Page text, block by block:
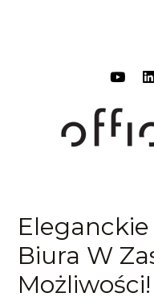
Biura W
Możliwości!